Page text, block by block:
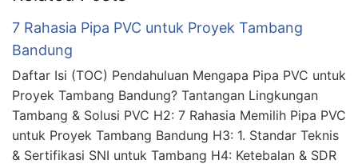
7 Rahasia Pipa PVC untuk Proyek Tambang
Bandung
Daftar Isi (TOC) Pendahuluan Mengapa Pipa PVC untuk
Proyek Tambang Bandung? Tantangan Lingkungan
Tambang & Solusi PVC H2: 7 Rahasia Memilih Pipa PVC
untuk Proyek Tambang Bandung H3: 1. Standar Teknis
& Sertifikasi SNI untuk Tambang H4: Ketebalan & SDR